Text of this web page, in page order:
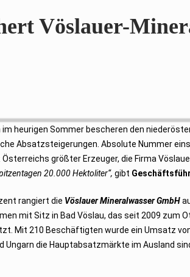
Vöslauer-
heurigen Sommer bescheren den
Absatzsteigerungen. Absolute Nummer
größter Erzeuger, die Firma
20.000 Hektoliter“, gibt
rangiert die Vöslauer Mineralwasser GmbH
mit Sitz in Bad Vöslau, das seit 2009 zum
Mit 210 Beschäftigten wurde ein Umsatz
Ungarn die Hauptabsatzmärkte im Ausland